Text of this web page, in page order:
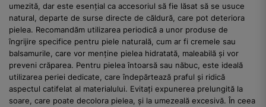
umezită, dar este esențial ca accesoriul să fie lăsat să se usuce
natural, departe de surse directe de căldură, care pot deteriora
pielea. Recomandăm utilizarea periodică a unor produse de
îngrijire specifice pentru piele naturală, cum ar fi cremele sau
balsamurile, care vor menține pielea hidratată, maleabilă și vor
preveni crăparea. Pentru pielea întoarsă sau năbuc, este ideală
utilizarea periei dedicate, care îndepărtează praful și ridică
aspectul catifelat al materialului. Evitați expunerea prelungită la
soare, care poate decolora pielea, și la umezeală excesivă. În ceea